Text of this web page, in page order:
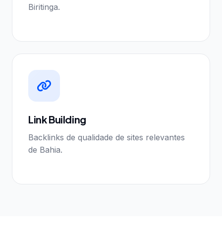
Biritinga.
Link Building
Backlinks de qualidade de sites relevantes
de Bahia.